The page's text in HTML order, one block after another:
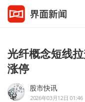
光纤概念短线
涨停
股市快讯
2026年03月12日 01:46